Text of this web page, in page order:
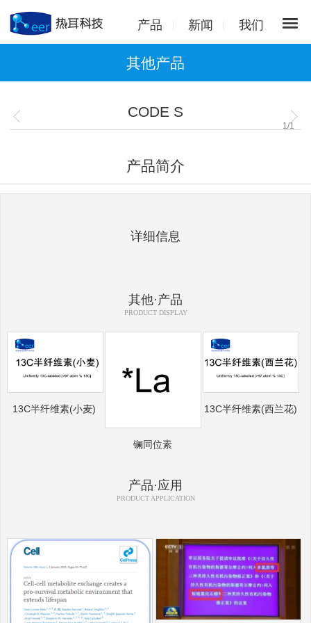
产品 新闻 我们
其他产品
CODE S
1 /1
产品简介
详细信息
其他·产品
PRODUCT DISPLAY
13C半纤维素(小麦)
镧同位素
13C半纤维素(西兰花)
产品·应用
PRODUCT APPLICATION